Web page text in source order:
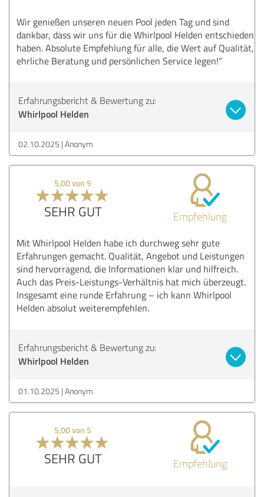
Wir genießen unseren neuen Pool jeden Tag und sind
dankbar, dass wir uns für die Whirlpool Helden entschieden
haben. Absolute Empfehlung für alle, die Wert auf Qualität,
ehrliche Beratung und persönlichen Service legen!“
Erfahrungsbericht & Bewertung zu:
Whirlpool Helden
02.10.2025 Anonym
5,00 von 5
SEHR GUT Empfehlung
Mit Whirlpool Helden habe ich durchweg sehr gute
Erfahrungen gemacht. Qualität, Angebot und Leistungen
sind hervorragend, die Informationen klar und hilfreich.
Auch das Preis-Leistungs-Verhältnis hat mich überzeugt.
Insgesamt eine runde Erfahrung – ich kann Whirlpool
Helden absolut weiterempfehlen.
Erfahrungsbericht & Bewertung zu:
Whirlpool Helden
01.10.2025 Anonym
5,00 von 5
SEHR GUT Empfehlung